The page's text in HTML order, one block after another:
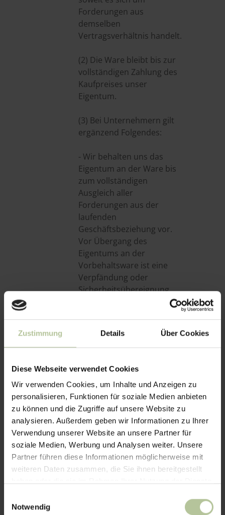
Zustimmung Details Über Cookies
Diese Webseite verwendet Cookies
Wir verwenden Cookies, um Inhalte und Anzeigen zu
personalisieren, Funktionen für soziale Medien anbieten
zu können und die Zugriffe auf unsere Website zu
analysieren. Außerdem geben wir Informationen zu Ihrer
Verwendung unserer Website an unsere Partner für
soziale Medien, Werbung und Analysen weiter. Unsere
Partner führen diese Informationen möglicherweise mit
weiteren Daten zusammen, die Sie ihnen bereitgestellt
Notwendig
Forderungen aus
demselben
Vertragsverhältnis handelt.
(2) Die Ware bleibt bis zur
vollständigen Zahlung des
Kaufpreises unser
Eigentum.
(3) Bei Unternehmern gilt
ergänzend Folgendes:
- Wir behalten uns das
Eigentum an der Ware bis
zum vollständigen
Ausgleich aller
Forderungen aus der
laufenden
Geschäftsbeziehung vor.
Vor Übergang des
Eigentums an der
Vorbehaltsware ist eine
Verpfändung oder
Sicherheitsübereignung
Geschäftsgang
weiterverkaufen. Für
bereits jetzt alle
Forderungen in Höhe des
Rechnungsbetrages, die
Ihnen aus dem
Weiterverkauf erwachsen,
an uns ab. Wir nehmen die
Abtretung an, Sie sind
jedoch zur Einziehung der
Forderungen ermächtigt.
Soweit Sie Ihren